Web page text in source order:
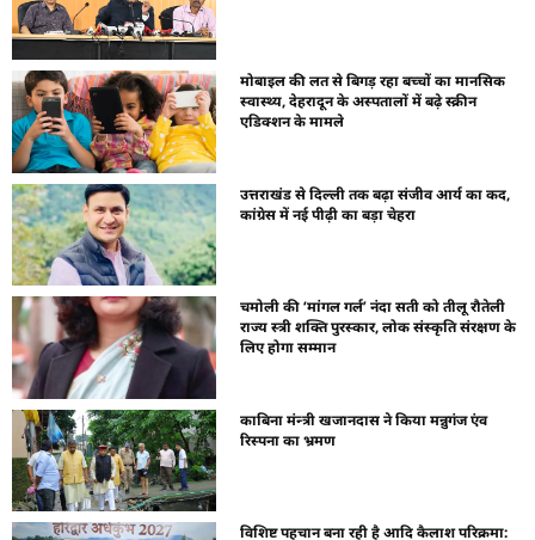
मोबाइल की लत से बिगड़ रहा बच्चों का मानसिक
स्वास्थ्य, देहरादून के अस्पतालों में बढ़े स्क्रीन
एडिक्शन के मामले
उत्तराखंड से दिल्ली तक बढ़ा संजीव आर्य का कद,
कांग्रेस में नई पीढ़ी का बड़ा चेहरा
चमोली की ‘मांगल गर्ल’ नंदा सती को तीलू रौतेली
राज्य स्त्री शक्ति पुरस्कार, लोक संस्कृति संरक्षण के
लिए होगा सम्मान
काबिना मंन्त्री खजानदास ने किया मन्नुगंज एंव
रिस्पना का भ्रमण
विशिष्ट पहचान बना रही है आदि कैलाश परिक्रमा: